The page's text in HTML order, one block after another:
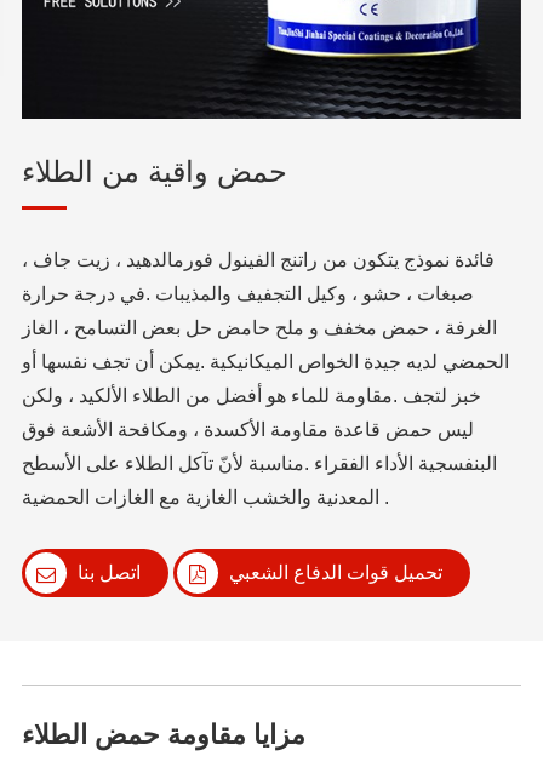
حمض واقية من الطلاء
فائدة نموذج يتكون من راتنج الفينول فورمالدهيد ، زيت جاف ،
صبغات ، حشو ، وكيل التجفيف والمذيبات .في درجة حرارة
الغرفة ، حمض مخفف و ملح حامض حل بعض التسامح ، الغاز
الحمضي لديه جيدة الخواص الميكانيكية .يمكن أن تجف نفسها أو
خبز لتجف .مقاومة للماء هو أفضل من الطلاء الألكيد ، ولكن
ليس حمض قاعدة مقاومة الأكسدة ، ومكافحة الأشعة فوق
البنفسجية الأداء الفقراء .مناسبة لأنّ تآكل الطلاء على الأسطح
المعدنية والخشب الغازية مع الغازات الحمضية .
اتصل بنا تحميل قوات الدفاع الشعبي
مزايا مقاومة حمض الطلاء